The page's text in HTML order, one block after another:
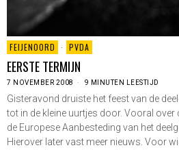
FEIJENOORD · PVDA
EERSTE TERMIJN
7 NOVEMBER 2008 9 MINUTEN LEESTIJD
Gisteravond druiste het feest van de
tot in de kleine uurtjes door. Vooral
de Europese Aanbesteding van het
Hierover later vast meer nieuws. Voor